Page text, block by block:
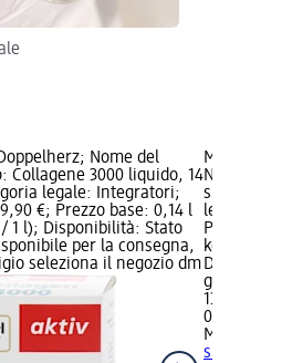
Nome del
Collagene 3000 liquido, 14
legale: Integratori;
€; Prezzo base: 0,14 l
/ 1 l); Disponibilità: Stato
per la consegna,
seleziona il negozio dm
Marca: Matt
Nome del
supremo
legale:
Prezzo
kg);
Disponibile
grigio
13,50 €
0,18 kg
Matt
supremo